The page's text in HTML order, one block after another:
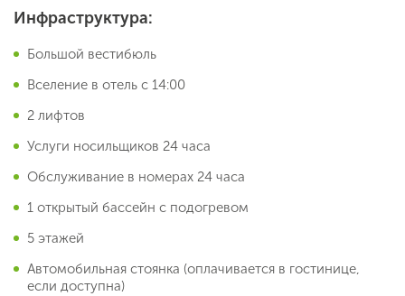
Инфраструктура:
Большой вестибюль
Вселение в отель с 14:00
2 лифтов
Услуги носильщиков 24 часа
Обслуживание в номерах 24 часа
1 открытый бассейн с подогревом
5 этажей
Автомобильная стоянка (оплачивается в гостинице,
если доступна)